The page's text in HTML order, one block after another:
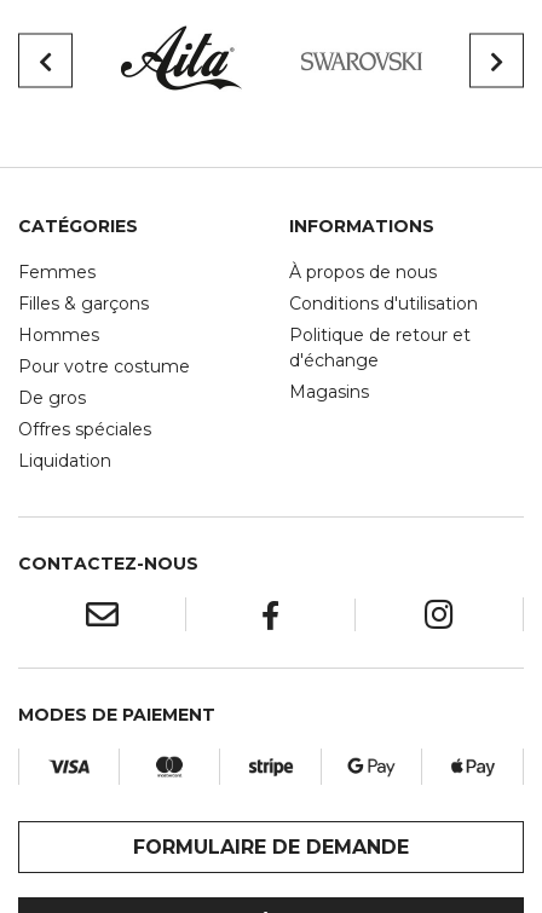
CATÉGORIES
Femmes
Filles & garçons
Hommes
Pour votre costume
De gros
Offres spéciales
Liquidation
INFORMATIONS
À propos de nous
Conditions d'utilisation
Politique de retour et
d'échange
Magasins
CONTACTEZ-NOUS
MODES DE PAIEMENT
FORMULAIRE DE DEMANDE